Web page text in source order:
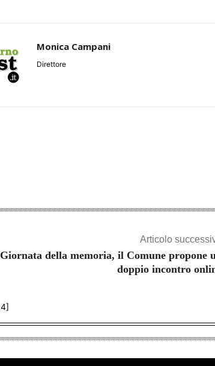
Monica Campani
Direttore
Articolo
Giornata della memoria, il Comune propone
doppio incontro